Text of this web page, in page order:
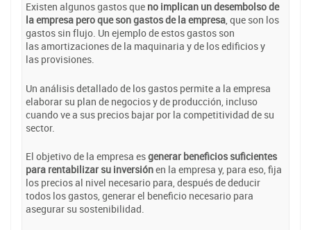
Existen algunos gastos que no implican un desembolso de
la empresa pero que son gastos de la empresa, que son los
gastos sin flujo. Un ejemplo de estos gastos son
las amortizaciones de la maquinaria y de los edificios y
las provisiones.
Un análisis detallado de los gastos permite a la empresa
elaborar su plan de negocios y de producción, incluso
cuando ve a sus precios bajar por la competitividad de su
sector.
El objetivo de la empresa esgenerar beneficios suficientes
para rentabilizar su inversiónen la empresa y, para eso, fija
los precios al nivel necesario para, después de deducir
todos los gastos, generar el beneficio necesario para
asegurar su sostenibilidad.